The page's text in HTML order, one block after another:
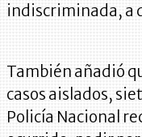
indiscriminada, a
También añadió
casos aislados,
Policía Nacional